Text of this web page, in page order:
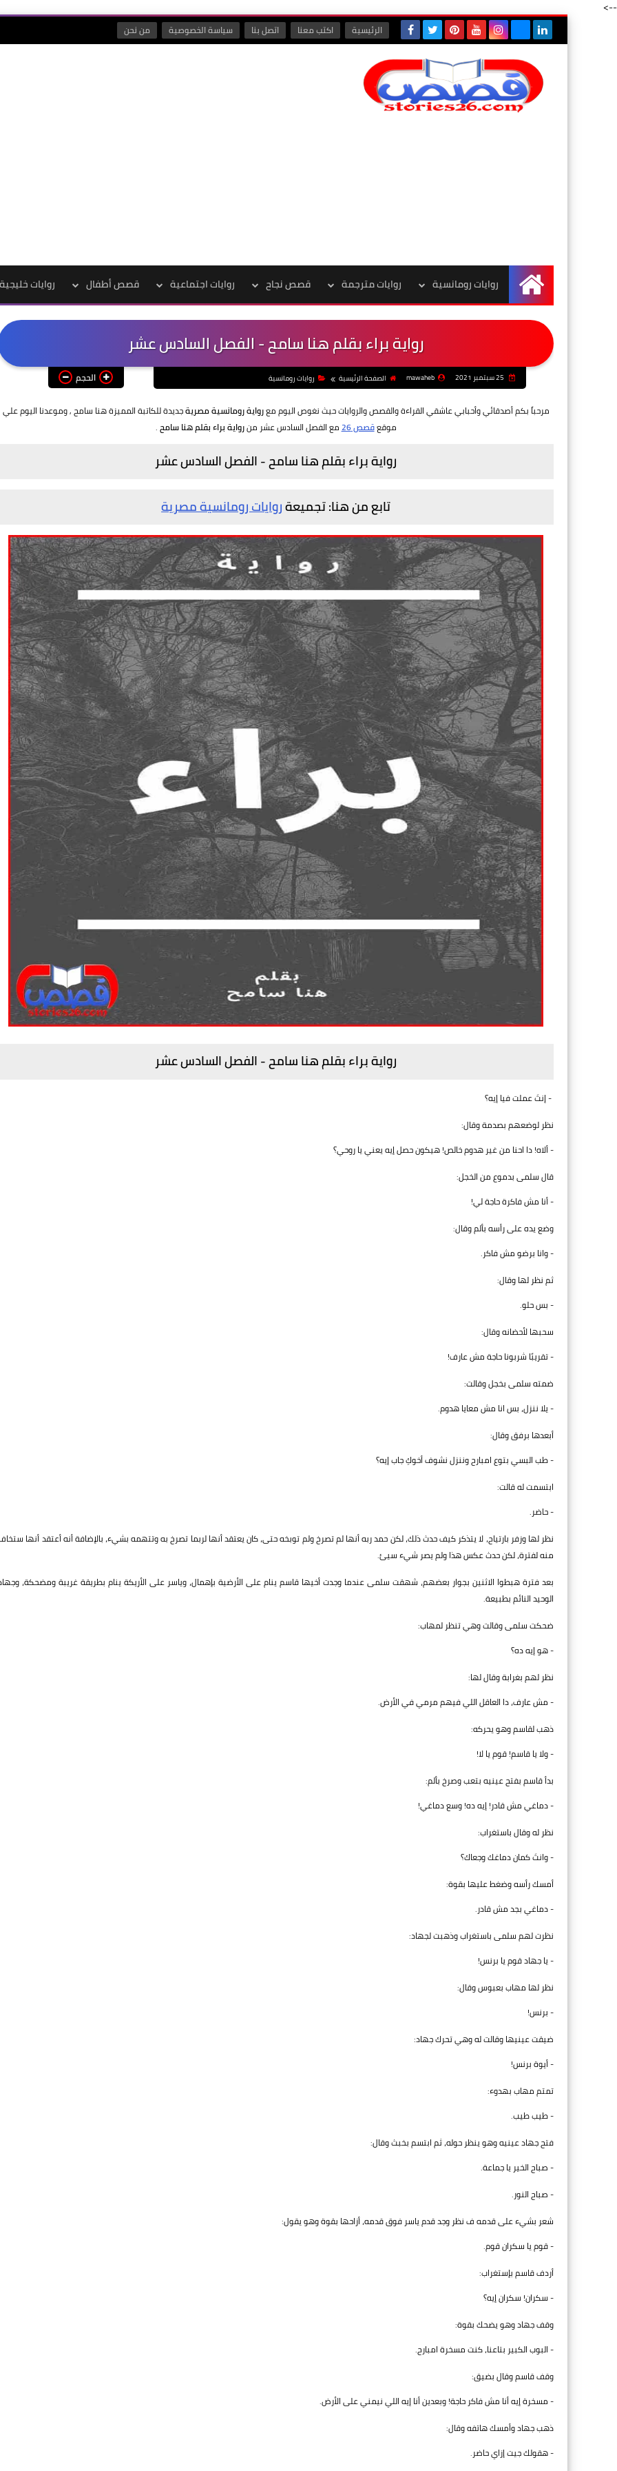
-->
الرئيسية اكتب معنا اتصل بنا سياسة الخصوصية من نحن
الرئيسية
روايات رومانسية روايات مترجمة قصص نجاح روايات اجتماعية قصص أطفال روايات خليجية
رواية براء بقلم هنا سامح - الفصل السادس عشر
mawaheb الصفحة الرئيسية روايات رومانسية الحجم
مرحباً بكم أصدقائي وأحبابي عاشقي القراءة والقصص والروايات حيث نغوص اليوم معرواية رومانسية مصريةجديدة للكاتبة المميزة هنا سامح , وموعدنا اليوم علي
موقعقصص 26 مع الفصل السادس عشر منرواية براء بقلم هنا سامح.
رواية براء بقلم هنا سامح -الفصل السادس عشر
تابع من هنا: تجميعةروايات رومانسية مصرية
رواية براء بقلم هنا سامح - الفصل السادس عشر
- إنتَ عملت فيا إيه؟
نظر لوضعهم بصدمة وقال:
- ألاه! دا احنا من غير هدوم خالص! هيكون حصل إيه يعني يا روحي؟
قال سلمى بدموع من الخجل:
- أنا مش فاكرة حاجة لي!
وضع يده على رأسه بألم وقال:
- وانا برضو مش فاكر.
ثم نظر لها وقال:
- بس حلو.
سحبها لأحضانه وقال:
- تقريبًا شربونا حاجة مش عارف!
ضمته سلمى بخجل وقالت:
- يلا ننزل، بس انا مش معايا هدوم.
أبعدها برفق وقال:
- طب البسي بتوع امبارح وننزل نشوف أخوكِ جاب إيه؟
ابتسمت له قالت:
- حاضر.
نظر لها وزفر بارتياح، لا يتذكر كيف حدث ذلك، لكن حمد ربه أنها لم تصرخ ولم توبخه حتى، كان يعتقد أنها لربما تصرخ به وتتهمه بشيء، بالإضافة أنه أعتقد أنها
منه لفترة، لكن حدث عكس هذا ولم يصر شيء سيئ.
بعد فترة هبطوا الاثنين بجوار بعضهم، شهقت سلمى عندما وجدت أخيها قاسم ينام على الأرضية بإهمال، وياسر على الأريكة ينام بطريقة غريبة ومضحكة،
الوحيد النائم بطبيعة.
ضحكت سلمى وقالت وهي تنظر لمهاب:
- هو إيه ده؟
نظر لهم بغرابة وقال لها:
- مش عارف، دا العاقل اللي فيهم مرمي في الأرض.
ذهب لقاسم وهو يحركه:
- ولا يا قاسم! قوم يا لا!
بدأ قاسم بفتح عينيه بتعب وصرخ بألم:
- دماغي مش قادر! إيه ده! وسع دماغي!
نظر له وقال باستغراب:
- وانتَ كمان دماغك وجعاك؟
أمسك رأسه وضغط عليها بقوة:
- دماغي بجد مش قادر.
نظرت لهم سلمى باستغراب وذهبت لجهاد:
- يا جهاد قوم يا برنس!
نظر لها مهاب بعبوس وقال:
- برنس!
ضيقت عينيها وقالت له وهي تحرك جهاد:
- أيوة برنس!
تمتم مهاب بهدوء:
- طيب طيب.
فتح جهاد عينيه وهو ينظر حوله، ثم ابتسم بخبث وقال:
- صباح الخير يا جماعة.
- صباح النور.
شعر بشيء على قدمه ف نظر وجد قدم ياسر فوق قدمه، أزاحها بقوة وهو يقول:
- قوم يا سكران قوم.
أردف قاسم بإستغراب:
- سكران! سكران إيه؟
وقف جهاد وهو يضحك بقوة:
- البوب الكبير بتاعنا، كنت مسخرة امبارح.
وقف قاسم وقال بضيق:
- مسخرة إيه أنا مش فاكر حاجة! وبعدين أنا إيه اللي نيمني على الأرض.
ذهب جهاد وأمسك هاتفه وقال:
- هقولك جيت إزاي حاضر.